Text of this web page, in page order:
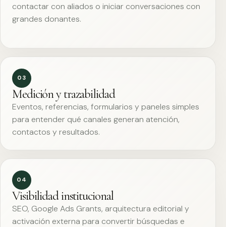
contactar con aliados o iniciar conversaciones con
grandes donantes.
03
Medición y trazabilidad
Eventos, referencias, formularios y paneles simples
para entender qué canales generan atención,
contactos y resultados.
04
Visibilidad institucional
SEO, Google Ads Grants, arquitectura editorial y
activación externa para convertir búsquedas e